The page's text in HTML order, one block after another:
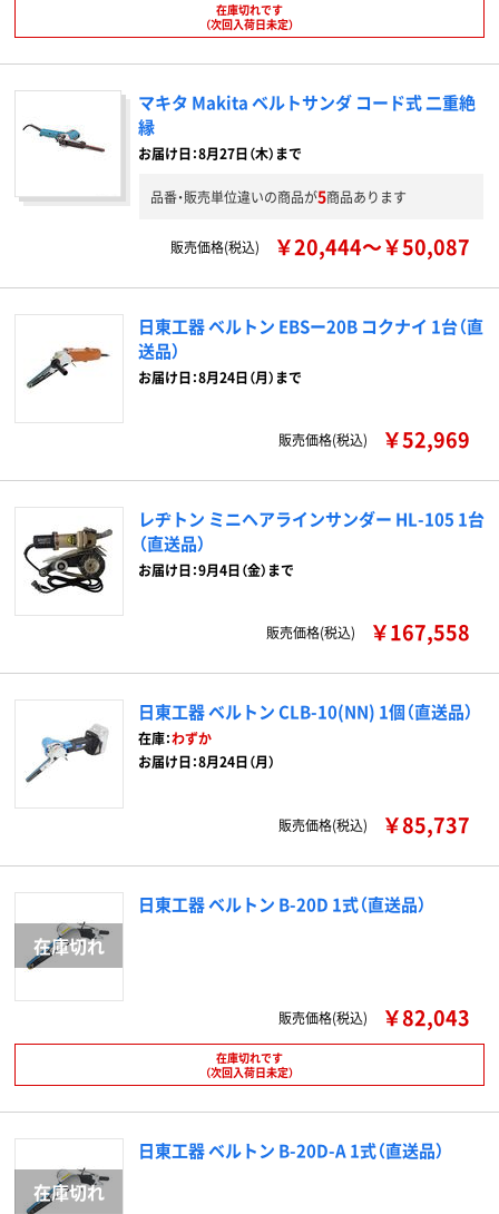
在庫切れです
（次回入荷日未定）
マキタ Makita ベルトサンダ コード式 二重絶
縁
お届け日：8月27日（木）まで
品番・販売単位違いの商品が5商品あります
販売価格(税込) ￥20,444～￥50,087
日東工器 ベルトン EBSー20B コクナイ 1台（直
送品）
お届け日：8月24日（月）まで
販売価格(税込) ￥52,969
レヂトン ミニヘアラインサンダー HL-105 1台
（直送品）
お届け日：9月4日（金）まで
販売価格(税込) ￥167,558
日東工器 ベルトン CLB-10(NN) 1個（直送品）
在庫：わずか
お届け日：8月24日（月）
販売価格(税込) ￥85,737
日東工器 ベルトン B-20D 1式（直送品）
販売価格(税込) ￥82,043
在庫切れです
（次回入荷日未定）
日東工器 ベルトン B-20D-A 1式（直送品）